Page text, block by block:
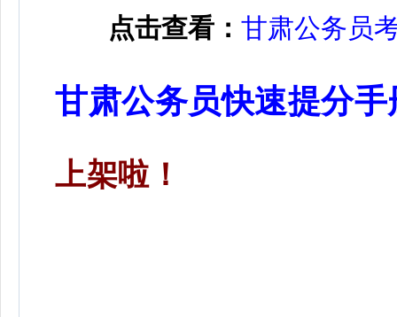
点击查看： 甘肃公务员
甘肃公务员快速提分手
上架啦！